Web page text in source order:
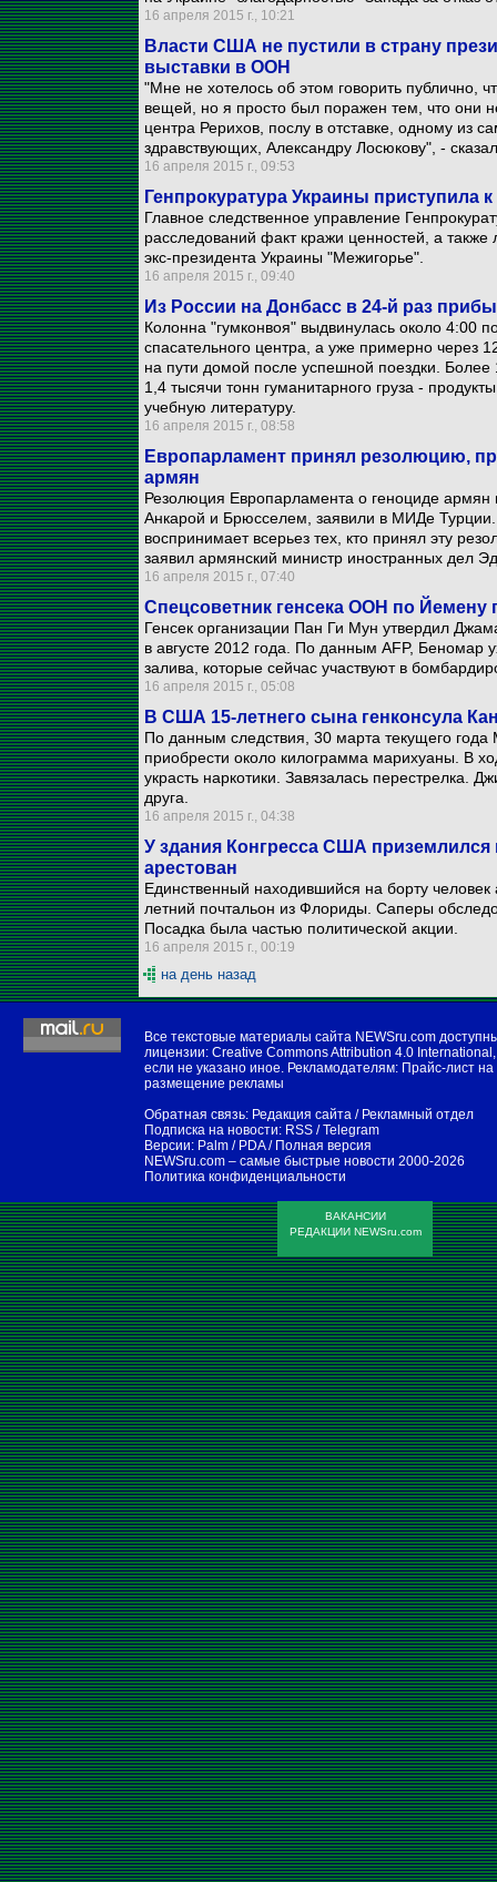
16 апреля 2015 г., 10:21
Власти США не пустили в страну
выставки в ООН
"Мне не хотелось об этом говорить публично,
вещей, но я просто был поражен тем, что они
центра Рерихов, послу в отставке, одному из
здравствующих, Александру Лосюкову", -
16 апреля 2015 г., 09:53
Генпрокуратура Украины приступила
Главное следственное управление
расследований факт кражи ценностей, а также
экс-президента Украины "Межигорье".
16 апреля 2015 г., 09:40
Из России на Донбасс в 24-й раз
Колонна "гумконвоя" выдвинулась около 4:00
спасательного центра, а уже примерно через
на пути домой после успешной поездки.
1,4 тысячи тонн гуманитарного груза -
учебную литературу.
16 апреля 2015 г., 08:58
Европарламент принял резолюцию,
армян
Резолюция Европарламента о геноциде
Анкарой и Брюсселем, заявили в МИДе
воспринимает всерьез тех, кто принял эту
заявил армянский министр иностранных дел
16 апреля 2015 г., 07:40
Спецсоветник генсека ООН по Йемену
Генсек организации Пан Ги Мун утвердил
в августе 2012 года. По данным AFP, Беномар
залива, которые сейчас участвуют в
16 апреля 2015 г., 05:08
В США 15-летнего сына генконсула
По данным следствия, 30 марта текущего
приобрести около килограмма марихуаны. В
украсть наркотики. Завязалась перестрелка.
друга.
16 апреля 2015 г., 04:38
У здания Конгресса США приземлился
арестован
Единственный находившийся на борту человек
летний почтальон из Флориды. Саперы
Посадка была частью политической акции.
16 апреля 2015 г., 00:19
на день назад
Все текстовые материалы сайта NEWSru.com
лицензии: Creative Commons Attribution 4.0 International ,
если не указано иное. Рекламодателям: Прайс-лист на
размещение рекламы
Обратная связь: Редакция сайта / Рекламный отдел
Подписка на новости: RSS /Telegram
Версии: Palm / PDA/ Полная версия
NEWSru.com – самые быстрые новости 2000-2026
Политика конфиденциальности
ВАКАНСИИ
РЕДАКЦИИ NEWSru.com